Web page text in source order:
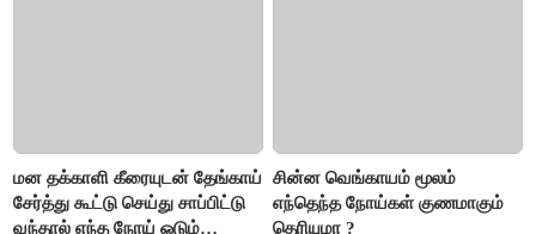
மன தக்காளி கீரையுடன் தேங்காய்
சேர்த்து கூட்டு செய்து சாப்பிட்டு
வந்தால் எந்த நோய் ஓடும்
சின்ன வெங்காயம் மூலம்
எந்தெந்த நோய்கள் குணமாகும்
தெரியுமா ?